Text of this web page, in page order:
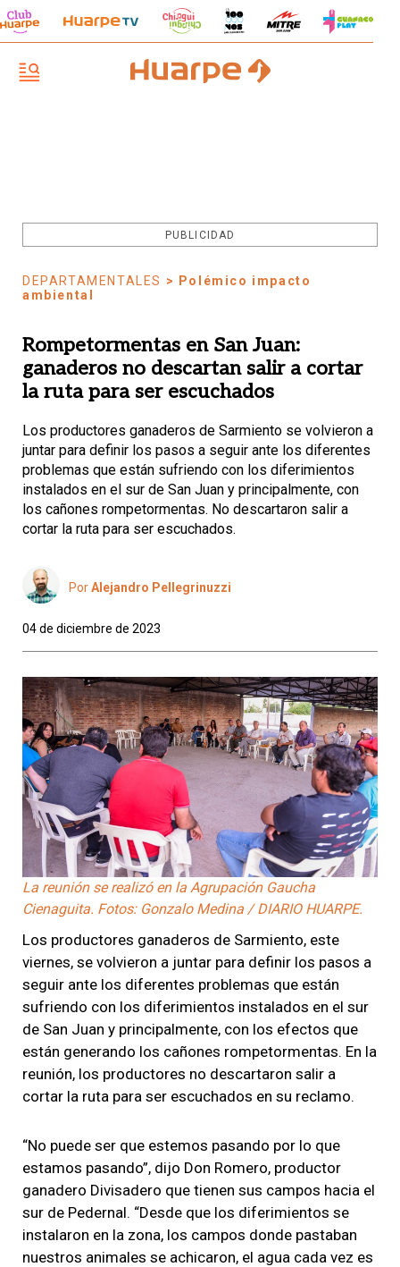
PUBLICIDAD
DEPARTAMENTALES > Polémico impacto
ambiental
Rompetormentas en San Juan:
ganaderos no descartan salir a cortar
la ruta para ser escuchados
Los productores ganaderos de Sarmiento se volvieron a
juntar para definir los pasos a seguir ante los diferentes
problemas que están sufriendo con los diferimientos
instalados en el sur de San Juan y principalmente, con
los cañones rompetormentas. No descartaron salir a
cortar la ruta para ser escuchados.
PorAlejandro Pellegrinuzzi
04 de diciembre de 2023
La reunión se realizó en la Agrupación Gaucha
Cienaguita. Fotos: Gonzalo Medina / DIARIO HUARPE.
Los productores ganaderos de Sarmiento, este
viernes, se volvieron a juntar para definir los pasos a
seguir ante los diferentes problemas que están
sufriendo con los diferimientos instalados en el sur
de San Juan y principalmente, con los efectos que
están generando los cañones rompetormentas. En la
reunión, los productores no descartaron salir a
cortar la ruta para ser escuchados en su reclamo.
“No puede ser que estemos pasando por lo que
estamos pasando”, dijo Don Romero, productor
ganadero Divisadero que tienen sus campos hacia el
sur de Pedernal. “Desde que los diferimientos se
instalaron en la zona, los campos donde pastaban
nuestros animales se achicaron, el agua cada vez es